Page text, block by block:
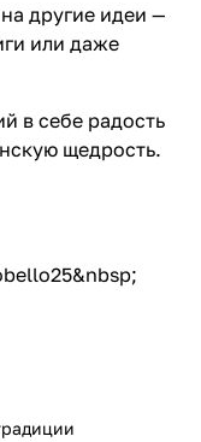
другие идеи —
или даже
в себе радость
щедрость.
&nbsp;